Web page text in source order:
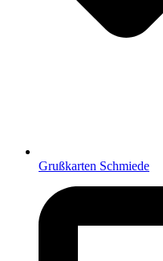
Grußkarten Schmiede